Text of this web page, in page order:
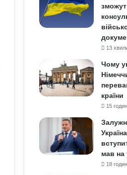
13
Чому
країни
15
мав на
18